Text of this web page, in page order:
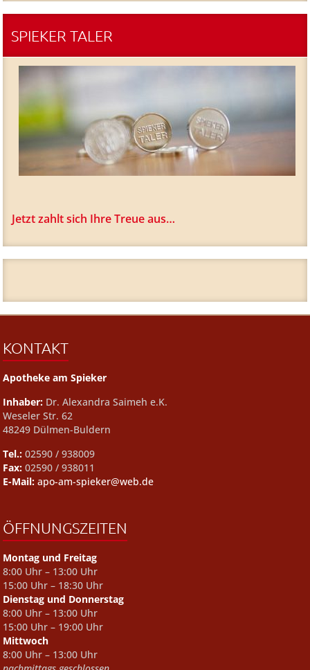
SPIEKER TALER
Jetzt zahlt sich Ihre Treue aus…
KONTAKT
Apotheke am Spieker
Inhaber: Dr. Alexandra Saimeh e.K.
Weseler Str. 62
48249 Dülmen-Buldern
Tel.: 02590 / 938009
Fax: 02590 / 938011
E-Mail: apo-am-spieker@web.de
ÖFFNUNGSZEITEN
Montag und Freitag
8:00 Uhr – 13:00 Uhr
15:00 Uhr – 18:30 Uhr
Dienstag und Donnerstag
8:00 Uhr – 13:00 Uhr
15:00 Uhr – 19:00 Uhr
Mittwoch
8:00 Uhr – 13:00 Uhr